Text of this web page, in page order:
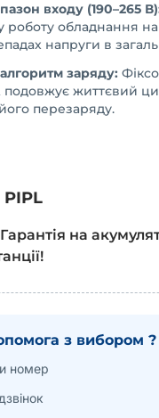
входу (190–265
роботу обладнання
напруги в
заряду:
подовжує життєвий
перезаряду.
PIPL
на
такими, що мають
не підлягають
акумулятор і
блоці живлення або
ним
з вибором ?
номер